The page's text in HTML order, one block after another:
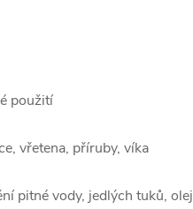
použití
vřetena, příruby, víka
pitné vody, jedlých tuků,